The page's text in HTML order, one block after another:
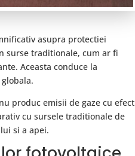
asupra protectiei
surse traditionale, cum ar fi
Aceasta conduce la
produc emisii de gaze cu efect
cu sursele traditionale de
si a apei.